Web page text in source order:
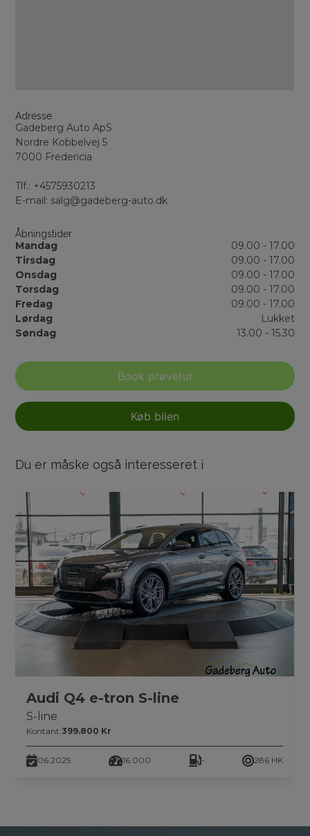
Adresse
Gadeberg Auto ApS
Nordre Kobbelvej 5
7000 Fredericia
Tlf.: +4575930213
E-mail: salg@gadeberg-auto.dk
Åbningstider
Mandag
09.00 - 17.00
Tirsdag
09.00 - 17.00
Onsdag
09.00 - 17.00
Torsdag
09.00 - 17.00
Fredag
09.00 - 17.00
Lørdag
Lukket
Søndag
13.00 - 15.30
Book prøvetur
Køb bilen
Du er måske også interesseret i
Audi Q4 e-tron S-line
S-line
Kontant:399.800 Kr
06.2025 16.000 - 286 HK